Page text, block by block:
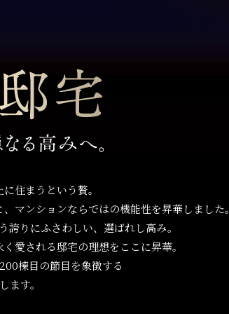
住まうという贅。
マンションならではの機能性を昇華しました。
りにふさわしい、選ばれし高み。
愛される邸宅の理想をここに昇華。
棟目の節目を象徴する
ます。